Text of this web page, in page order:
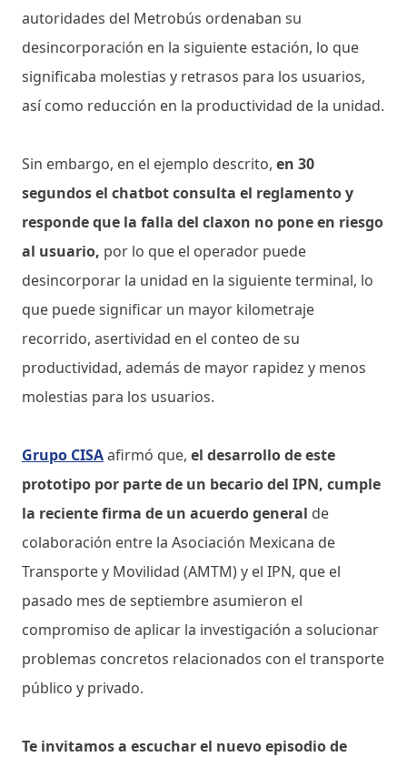
autoridades del Metrobús ordenaban su
desincorporación en la siguiente estación, lo que
significaba molestias y retrasos para los usuarios,
así como reducción en la productividad de la unidad.
Sin embargo, en el ejemplo descrito, en 30
segundos el chatbot consulta el reglamento y
responde que la falla del claxon no pone en riesgo
al usuario, por lo que el operador puede
desincorporar la unidad en la siguiente terminal, lo
que puede significar un mayor kilometraje
recorrido, asertividad en el conteo de su
productividad, además de mayor rapidez y menos
molestias para los usuarios.
Grupo CISAafirmó que, el desarrollo de este
prototipo por parte de un becario del IPN, cumple
la reciente firma de un acuerdo general de
colaboración entre la Asociación Mexicana de
Transporte y Movilidad (AMTM) y el IPN, que el
pasado mes de septiembre asumieron el
compromiso de aplicar la investigación a solucionar
problemas concretos relacionados con el transporte
público y privado.
Te invitamos a escuchar el nuevo episodio de